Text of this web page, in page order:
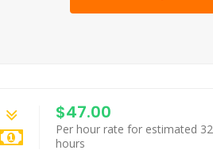
$47.00
Per hour rate for estimated 32
hours